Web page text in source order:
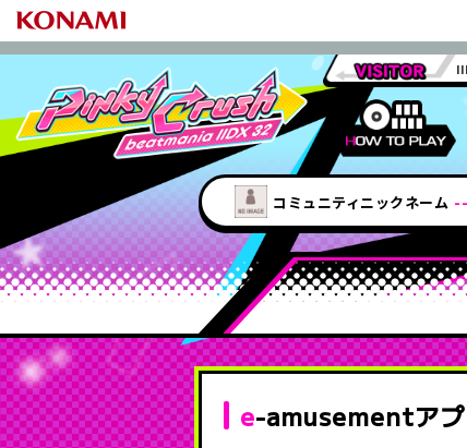
遊び方について
ゲームの開始
ゲーム画面詳細
ゲームオプション
ハイスピードオプション
テンキーオプション
スコアグラフ
エフェクター
プレミアム
ランダムレー
プレー録
カジュアル
段位認
BPLバトル
行脚王RANKING
アリーナクラスTOP RANKER RANKING
ARENAモード
CARD CONNECT
ステータス
楽曲データ/シリーズ
ARENAモード
ランダムレーンチケット
プレーデータCSVダウンロード
フォローリスト
逆ライバル情報
クプロカスタマイズ
プラチナメンバーズカード
レーンカバー /グラフエリア / LIFT
フルコンボ
コミュニティニックネーム
e-amusementア